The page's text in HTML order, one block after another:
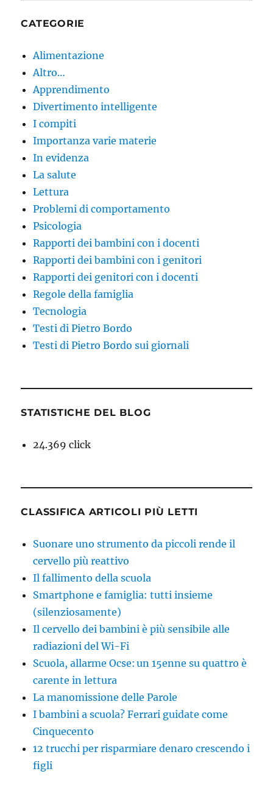
CATEGORIE
Alimentazione
Altro…
Apprendimento
Divertimento intelligente
I compiti
Importanza varie materie
In evidenza
La salute
Lettura
Problemi di comportamento
Psicologia
Rapporti dei bambini con i docenti
Rapporti dei bambini con i genitori
Rapporti dei genitori con i docenti
Regole della famiglia
Tecnologia
Testi di Pietro Bordo
Testi di Pietro Bordo sui giornali
STATISTICHE DEL BLOG
24.369 click
CLASSIFICA ARTICOLI PIÙ LETTI
Suonare uno strumento da piccoli rende il
cervello più reattivo
Il fallimento della scuola
Smartphone e famiglia: tutti insieme
(silenziosamente)
Il cervello dei bambini è più sensibile alle
radiazioni del Wi-Fi
Scuola, allarme Ocse: un 15enne su quattro è
carente in lettura
La manomissione delle Parole
I bambini a scuola? Ferrari guidate come
Cinquecento
12 trucchi per risparmiare denaro crescendo i
figli